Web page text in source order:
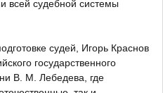
всей судебной системы
судей, Игорь Краснов
государственного
В. М. Лебедева, где